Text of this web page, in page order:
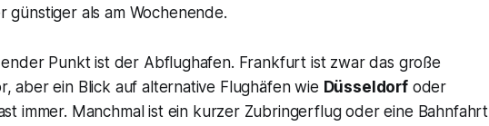
günstiger als am Wochenende.
Punkt ist der Abflughafen. Frankfurt ist zwar das große
aber ein Blick auf alternative Flughäfen wie Düsseldorfoder
immer. Manchmal ist ein kurzer Zubringerflug oder eine Bahnfahrt